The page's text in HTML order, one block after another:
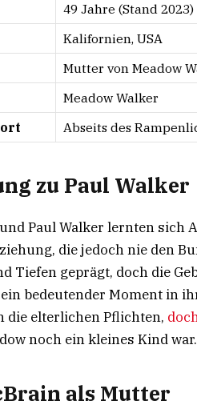
49 Jahre (Stand 2023)
Kalifornien, USA
Mutter von Meadow
Meadow Walker
Abseits des
zu Paul Walker
Paul Walker lernten sich
die jedoch nie den
Tiefen geprägt, doch die
bedeutender Moment in
die elterlichen Pflichten,
noch ein kleines Kind war.
als Mutter